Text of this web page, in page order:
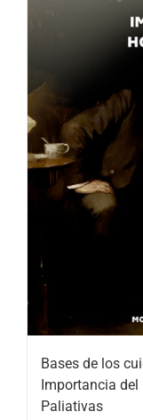
Bases de los
Importancia
Paliativas